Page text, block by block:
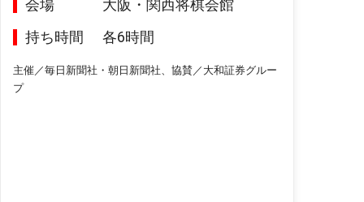
会場
大阪・関西将棋会館
持ち時間
各6時間
主催／毎日新聞社・朝日新聞社、協賛／大和証券グルー
プ